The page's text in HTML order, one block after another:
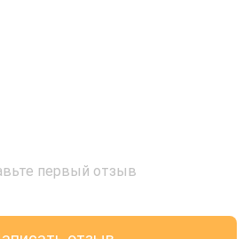
первый отзыв